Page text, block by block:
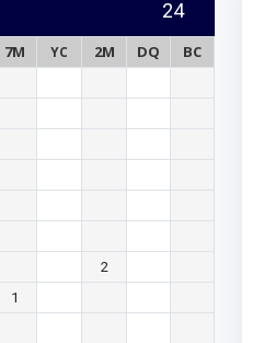
24
7M YC 2M DQ BC
2
1